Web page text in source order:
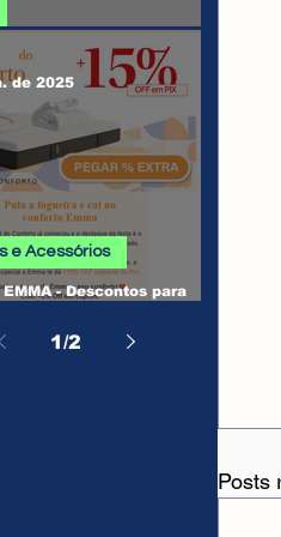
EMMA - Descontos para
e Acessórios
de 2025
1/2
Posts